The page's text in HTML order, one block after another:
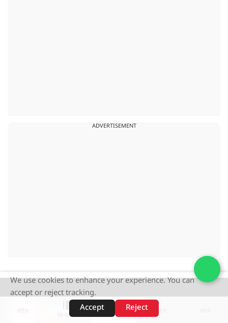
ADVERTISEMENT
वेब स्टोरीज़
We use cookies to enhance your experience. You can
accept or reject tracking.
Accept
Reject